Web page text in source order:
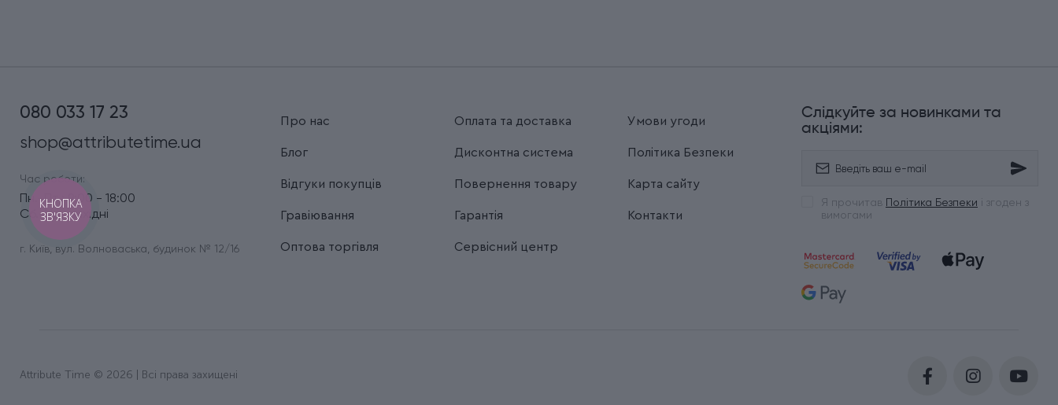
080 033 17 23
shop@attributetime.ua
Час роботи:
Пн.-Пт.: 9:00 - 18:00
Сб.-Нд.: вихідні
г. Київ, вул. Волноваська, будинок № 12/16
Про нас
Блог
Відгуки покупців
Гравіювання
Оптова торгівля
Оплата та доставка
Дисконтна система
Повернення товару
Гарантія
Сервісний центр
Умови угоди
Політика Безпеки
Карта сайту
Контакти
Слідкуйте за новинками та
акціями:
Я прочитав Політика Безпеки і згоден з
вимогами
Attribute Time © 2026 | Всі права захищені
КНОПКА
ЗВ'ЯЗКУ